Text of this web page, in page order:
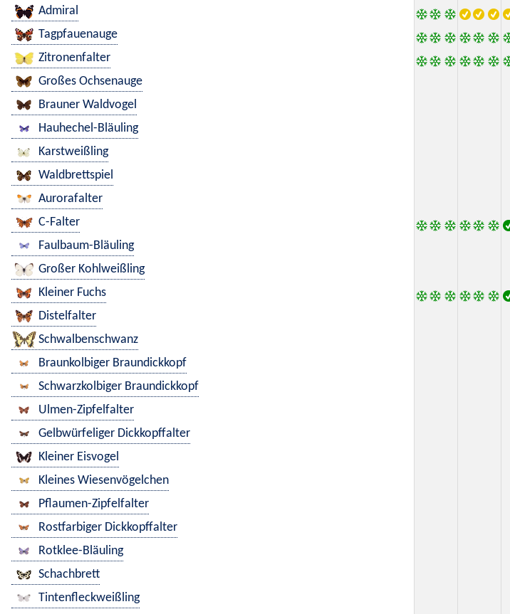
Admiral
Tagpfauenauge
Zitronenfalter
Großes Ochsenauge
Brauner Waldvogel
Hauhechel-Bläuling
Karstweißling
Waldbrettspiel
Aurorafalter
C-Falter
Faulbaum-Bläuling
Großer Kohlweißling
Kleiner Fuchs
Distelfalter
Schwalbenschwanz
Braunkolbiger Braundickkopf
Schwarzkolbiger Braundickkopf
Ulmen-Zipfelfalter
Gelbwürfeliger Dickkopffalter
Kleiner Eisvogel
Kleines Wiesenvögelchen
Pflaumen-Zipfelfalter
Rostfarbiger Dickkopffalter
Rotklee-Bläuling
Schachbrett
Tintenfleckweißling